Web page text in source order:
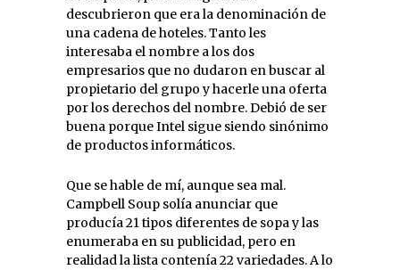
descubrieron que era la denominación de
una cadena de hoteles. Tanto les
interesaba el nombre a los dos
empresarios que no dudaron en buscar al
propietario del grupo y hacerle una oferta
por los derechos del nombre. Debió de ser
buena porque Intel sigue siendo sinónimo
de productos informáticos.
Que se hable de mí, aunque sea mal.
Campbell Soup solía anunciar que
producía 21 tipos diferentes de sopa y las
enumeraba en su publicidad, pero en
realidad la lista contenía 22 variedades. A lo